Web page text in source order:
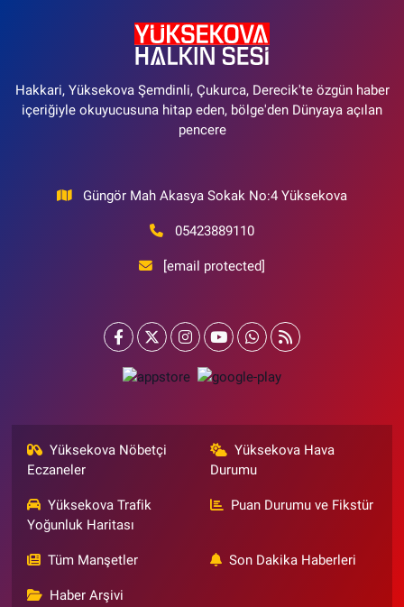
Hakkari, Yüksekova Şemdinli, Çukurca, Derecik'te özgün haber
içeriğiyle okuyucusuna hitap eden, bölge'den Dünyaya açılan
pencere
Güngör Mah Akasya Sokak No:4 Yüksekova
05423889110
[email protected]
Yüksekova Nöbetçi
Eczaneler
Yüksekova Hava
Durumu
Yüksekova Trafik
Yoğunluk Haritası
Puan Durumu ve Fikstür
Tüm Manşetler Son Dakika Haberleri
Haber Arşivi